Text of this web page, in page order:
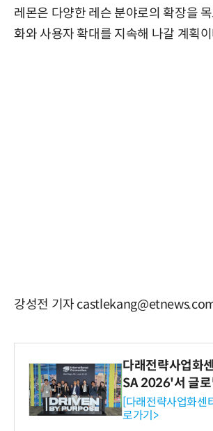
레몬은 다양한 레슨 분야로의 확장을
화와 사용자 확대를 지속해 나갈 계획
강성전 기자
다래전략사업화
SA 2026'서 글
와의 비즈니스
-바이오 해외 진출
[다래전략사업화센
로가기>